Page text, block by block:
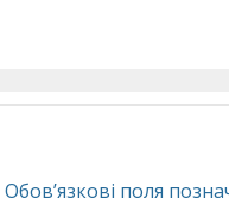
Обов’язкові поля